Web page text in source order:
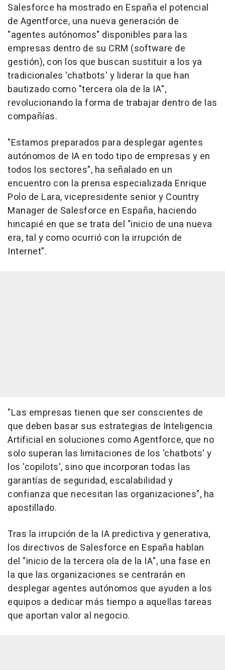
Salesforce ha mostrado en España el potencial
de Agentforce, una nueva generación de
"agentes autónomos" disponibles para las
empresas dentro de su CRM (software de
gestión), con los que buscan sustituir a los ya
tradicionales 'chatbots' y liderar la que han
bautizado como "tercera ola de la IA",
revolucionando la forma de trabajar dentro de las
compañías.
"Estamos preparados para desplegar agentes
autónomos de IA en todo tipo de empresas y en
todos los sectores", ha señalado en un
encuentro con la prensa especializada Enrique
Polo de Lara, vicepresidente senior y Country
Manager de Salesforce en España, haciendo
hincapié en que se trata del "inicio de una nueva
era, tal y como ocurrió con la irrupción de
Internet".
"Las empresas tienen que ser conscientes de
que deben basar sus estrategias de Inteligencia
Artificial en soluciones como Agentforce, que no
solo superan las limitaciones de los 'chatbots' y
los 'copilots', sino que incorporan todas las
garantías de seguridad, escalabilidad y
confianza que necesitan las organizaciones", ha
apostillado.
Tras la irrupción de la IA predictiva y generativa,
los directivos de Salesforce en España hablan
del "inicio de la tercera ola de la IA", una fase en
la que las organizaciones se centrarán en
desplegar agentes autónomos que ayuden a los
equipos a dedicar más tiempo a aquellas tareas
que aportan valor al negocio.